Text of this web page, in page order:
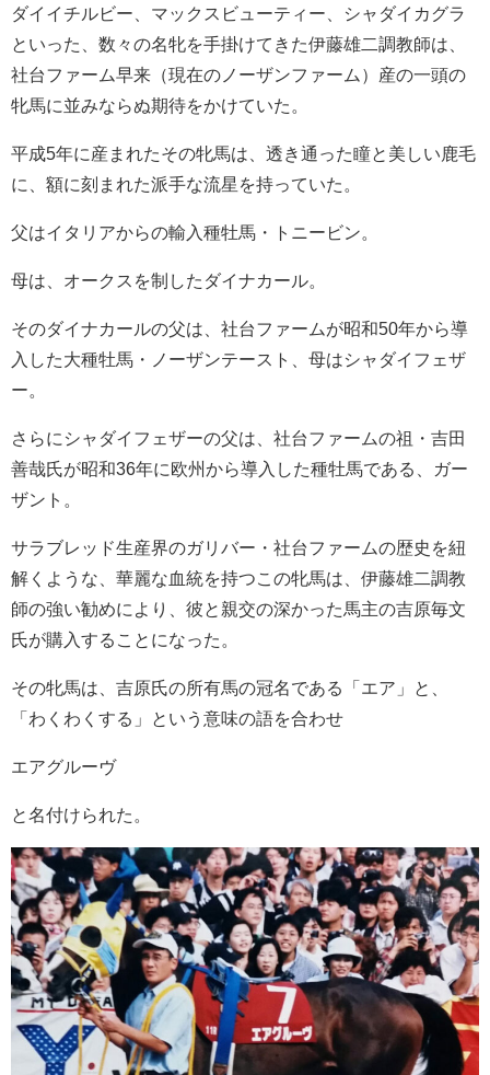
ダイイチルビー、マックスビューティー、シャダイカグラ
といった、数々の名牝を手掛けてきた伊藤雄二調教師は、
社台ファーム早来（現在のノーザンファーム）産の一頭の
牝馬に並みならぬ期待をかけていた。
平成5年に産まれたその牝馬は、透き通った瞳と美しい鹿毛
に、額に刻まれた派手な流星を持っていた。
父はイタリアからの輸入種牡馬・トニービン。
母は、オークスを制したダイナカール。
そのダイナカールの父は、社台ファームが昭和50年から導
入した大種牡馬・ノーザンテースト、母はシャダイフェザ
ー。
さらにシャダイフェザーの父は、社台ファームの祖・吉田
善哉氏が昭和36年に欧州から導入した種牡馬である、ガー
ザント。
サラブレッド生産界のガリバー・社台ファームの歴史を紐
解くような、華麗な血統を持つこの牝馬は、伊藤雄二調教
師の強い勧めにより、彼と親交の深かった馬主の吉原毎文
氏が購入することになった。
その牝馬は、吉原氏の所有馬の冠名である「エア」と、
「わくわくする」という意味の語を合わせ
エアグルーヴ
と名付けられた。